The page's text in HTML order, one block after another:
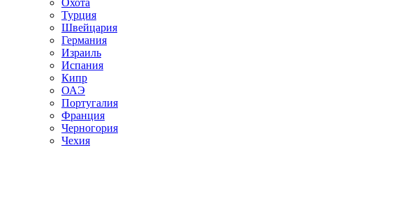
Охота
Турция
Швейцария
Германия
Израиль
Испания
Кипр
ОАЭ
Португалия
Франция
Черногория
Чехия